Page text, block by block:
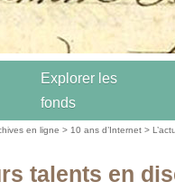
Explorer les
fonds
en ligne > 10 ans d’Internet >
talents en